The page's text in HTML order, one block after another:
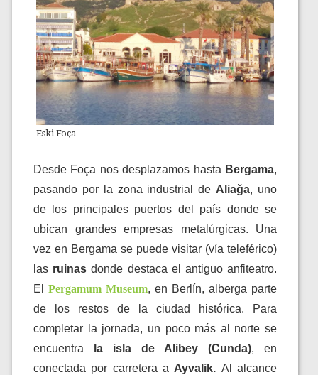
Eski Foça
Desde Foça nos desplazamos hasta Bergama,
pasando por la zona industrial de Aliağa, uno
de los principales puertos del país donde se
ubican grandes empresas metalúrgicas. Una
vez en Bergama se puede visitar (vía teleférico)
las ruinas donde destaca el antiguo anfiteatro.
El
Pergamum Museum, en Berlín, alberga parte
de los restos de la ciudad histórica. Para
completar la jornada, un poco más al norte se
encuentra
la isla de Alibey (Cunda), en
conectada por carretera a Ayvalik. Al alcance